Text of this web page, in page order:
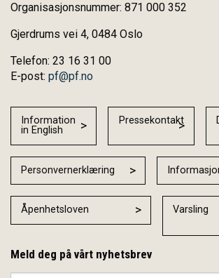
Organisasjonsnummer: 871 000 352
Gjerdrums vei 4, 0484 Oslo
Telefon: 23 16 31 00
E-post: pf@pf.no
Information
in English
Pressekontakt
Personvernerklæring
Åpenhetsloven Varsling
Meld deg på vårt nyhetsbrev